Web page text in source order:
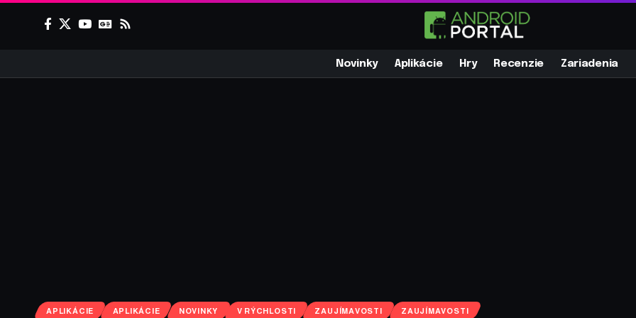
Novinky Aplikácie Hry Recenzie Zariadenia
APLIKÁCIE APLIKÁCIE NOVINKY V RÝCHLOSTI ZAUJÍMAVOSTI ZAUJÍMAVOSTI